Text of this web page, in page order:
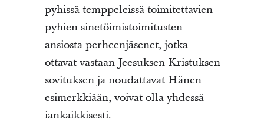
pyhissä temppeleissä toimitettavien
pyhien sinetöimistoimitusten
ansiosta perheenjäsenet, jotka
ottavat vastaan Jeesuksen Kristuksen
sovituksen ja noudattavat Hänen
esimerkkiään, voivat olla yhdessä
iankaikkisesti.